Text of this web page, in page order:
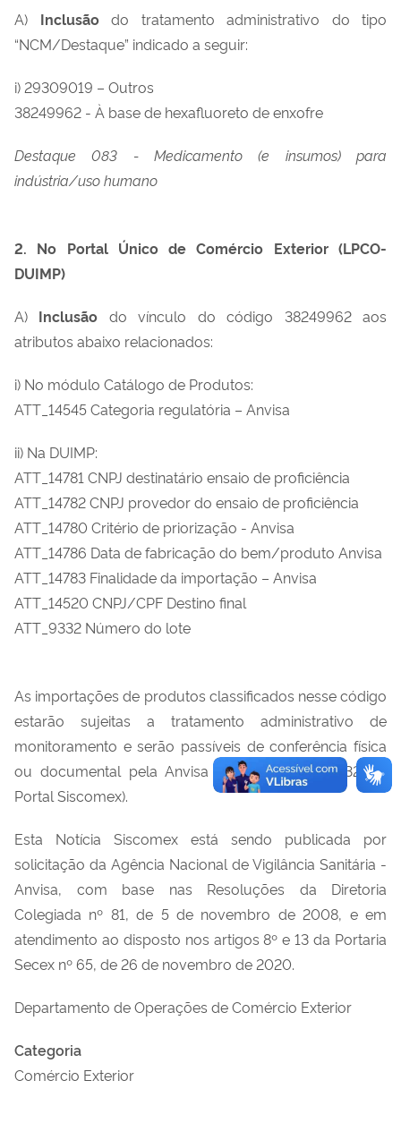
A) Inclusãodo tratamento administrativo do tipo
“NCM/Destaque” indicado a seguir:
i) 29309019 – Outros
38249962 - À base de hexafluoreto de enxofre
Destaque 083 - Medicamento (e insumos) para
indústria/uso humano
2. No Portal Único de Comércio Exterior (LPCO-
DUIMP)
A) Inclusão do vínculo do código 38249962 aos
atributos abaixo relacionados:
i) No módulo Catálogo de Produtos:
ATT_14545 Categoria regulatória – Anvisa
ii) Na DUIMP:
ATT_14781 CNPJ destinatário ensaio de proficiência
ATT_14782 CNPJ provedor do ensaio de proficiência
ATT_14780 Critério de priorização - Anvisa
ATT_14786 Data de fabricação do bem/produto Anvisa
ATT_14783 Finalidade da importação – Anvisa
ATT_14520 CNPJ/CPF Destino final
ATT_9332 Número do lote
As importações de produtos classificados nesse código
estarão sujeitas a tratamento administrativo de
monitoramento e serão passíveis de conferência física
ou documental pela Anvisa (TA I1125 / TA I1132 do
Portal Siscomex).
Esta Notícia Siscomex está sendo publicada por
solicitação da Agência Nacional de Vigilância Sanitária -
Anvisa, com base nas Resoluções da Diretoria
Colegiada nº 81, de 5 de novembro de 2008, e em
atendimento ao disposto nos artigos 8º e 13 da Portaria
Secex nº 65, de 26 de novembro de 2020.
Departamento de Operações de Comércio Exterior
Categoria
Comércio Exterior